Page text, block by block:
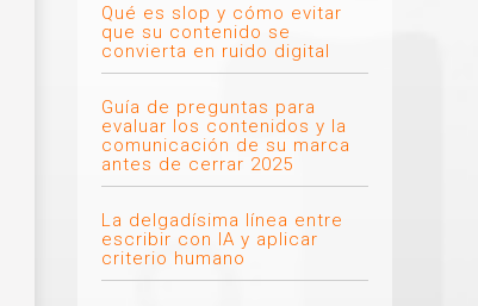
Qué es slop y cómo evitar
que su contenido se
convierta en ruido digital
Guía de preguntas para
evaluar los contenidos y la
comunicación de su marca
antes de cerrar 2025
La delgadísima línea entre
escribir con IA y aplicar
criterio humano